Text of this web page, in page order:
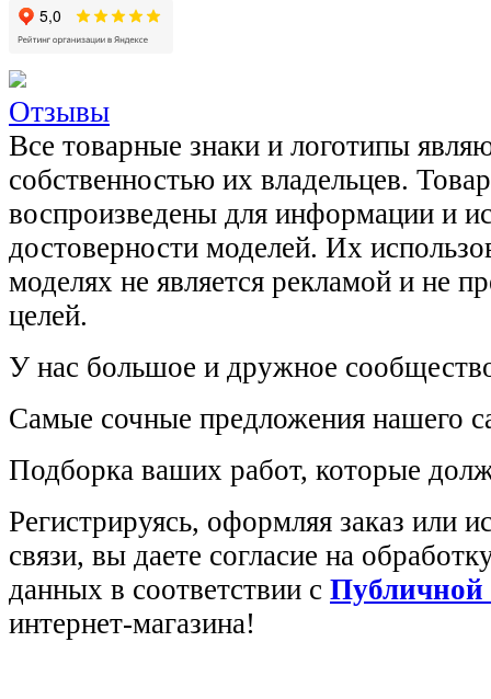
Отзывы
Все товарные знаки и логотипы
собственностью их владельцев.
воспроизведены для информации и
достоверности моделей. Их
моделях не является рекламой и не
целей.
У нас большое и дружное
Самые сочные предложения нашего
Подборка ваших работ, которые
Регистрируясь, оформляя заказ или
связи, вы даете согласие на
данных в соответствии с Публичной
интернет-магазина!